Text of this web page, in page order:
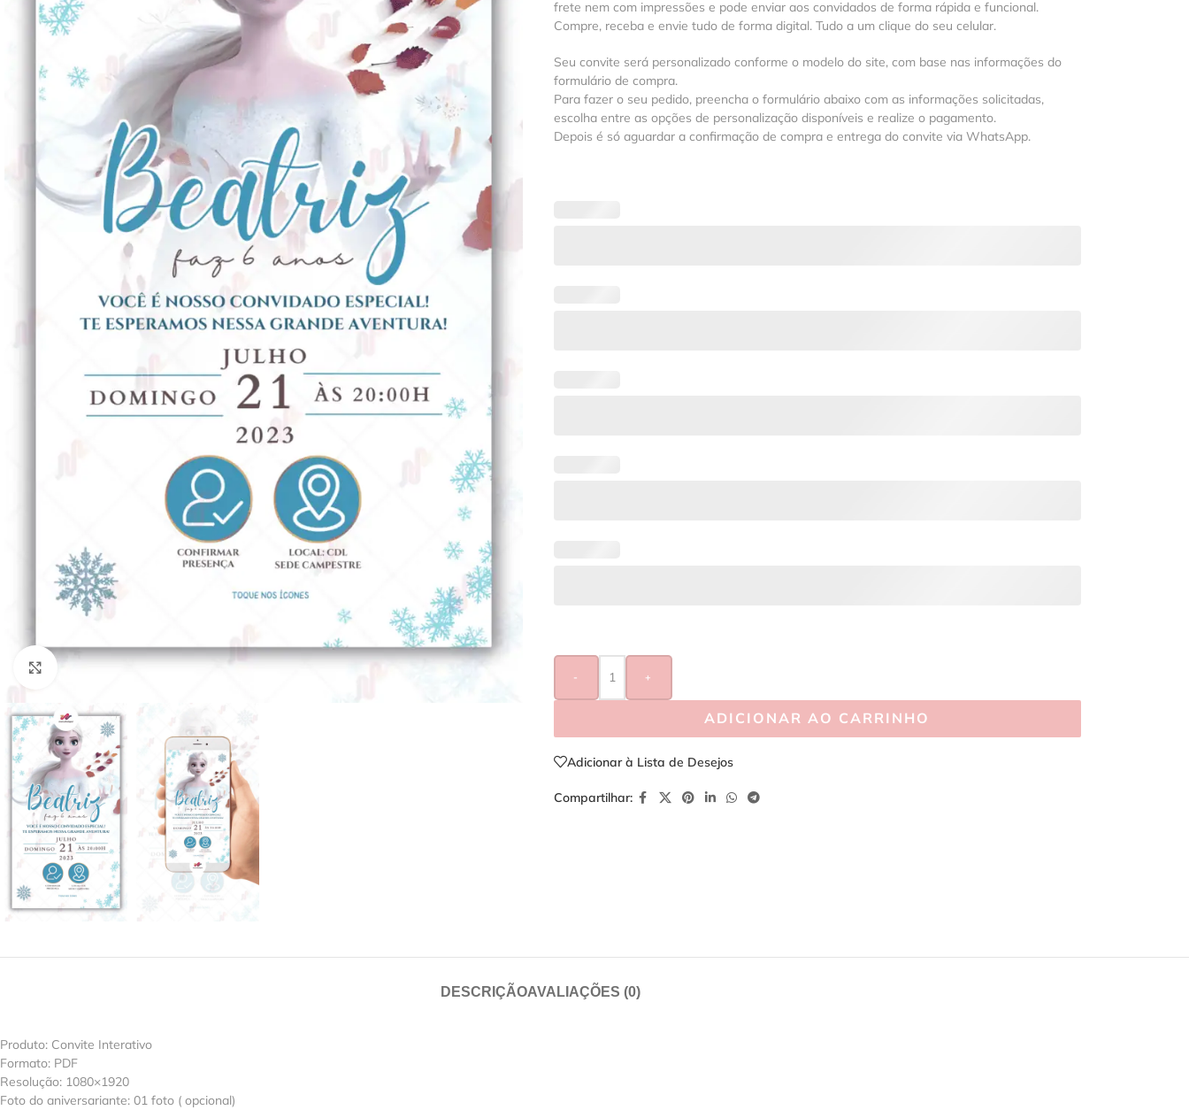
Clique para ampliar
frete nem com impressões e pode enviar aos convidados de forma rápida e funcional.
Compre, receba e envie tudo de forma digital. Tudo a um clique do seu celular.
Seu convite será personalizado conforme o modelo do site, com base nas informações do
formulário de compra.
Para fazer o seu pedido, preencha o formulário abaixo com as informações solicitadas,
escolha entre as opções de personalização disponíveis e realize o pagamento.
Depois é só aguardar a confirmação de compra e entrega do convite via WhatsApp.
- +
ADICIONAR AO CARRINHO
Adicionar à Lista de Desejos
Compartilhar:
DESCRIÇÃOAVALIAÇÕES (0)
Produto: Convite Interativo
Formato: PDF
Resolução: 1080×1920
Foto do aniversariante: 01 foto ( opcional)